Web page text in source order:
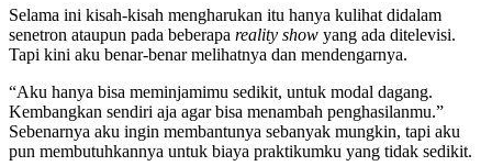
Selama ini kisah-kisah mengharukan itu hanya kulihat didalam
senetron ataupun pada beberapa reality show yang ada ditelevisi.
Tapi kini aku benar-benar melihatnya dan mendengarnya.
“Aku hanya bisa meminjamimu sedikit, untuk modal dagang.
Kembangkan sendiri aja agar bisa menambah penghasilanmu.”
Sebenarnya aku ingin membantunya sebanyak mungkin, tapi aku
pun membutuhkannya untuk biaya praktikumku yang tidak sedikit.